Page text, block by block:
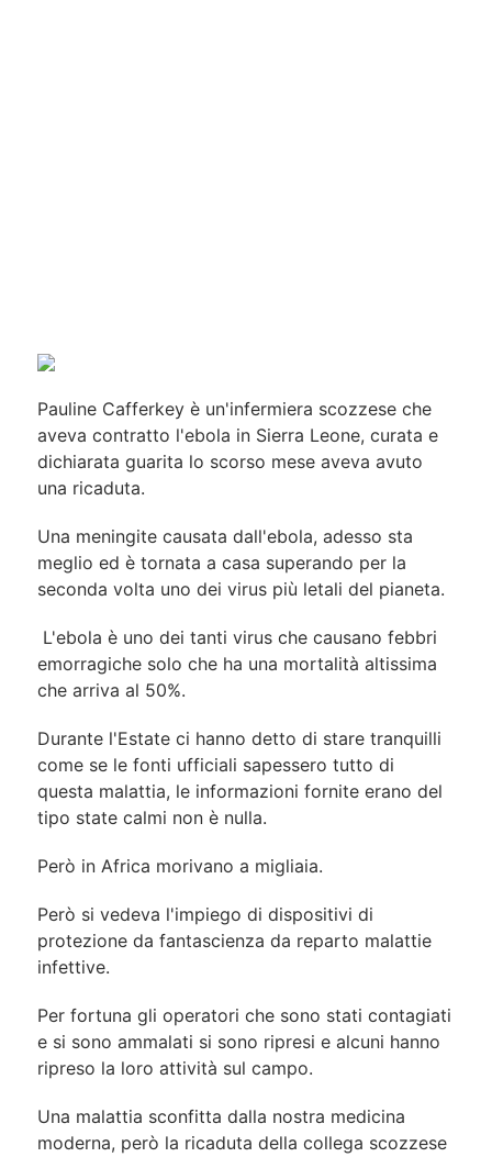
Pauline Cafferkey è un'infermiera scozzese che
aveva contratto l'ebola in Sierra Leone, curata e
dichiarata guarita lo scorso mese aveva avuto
una ricaduta.
Una meningite causata dall'ebola, adesso sta
meglio ed è tornata a casa superando per la
seconda volta uno dei virus più letali del pianeta.
L'ebola è uno dei tanti virus che causano febbri
emorragiche solo che ha una mortalità altissima
che arriva al 50%.
Durante l'Estate ci hanno detto di stare tranquilli
come se le fonti ufficiali sapessero tutto di
questa malattia, le informazioni fornite erano del
tipo state calmi non è nulla.
Però in Africa morivano a migliaia.
Però si vedeva l'impiego di dispositivi di
protezione da fantascienza da reparto malattie
infettive.
Per fortuna gli operatori che sono stati contagiati
e si sono ammalati si sono ripresi e alcuni hanno
ripreso la loro attività sul campo.
Una malattia sconfitta dalla nostra medicina
moderna, però la ricaduta della collega scozzese